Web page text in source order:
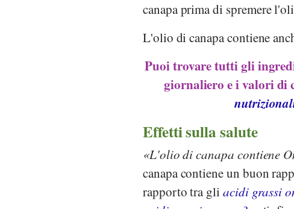
canapa prima di spremere
L'olio di canapa contiene
Puoi trovare tutti gli
giornaliero e i valori di
Effetti sulla salute
L'olio di canapa contiene
canapa contiene un buon
rapporto tra gli acidi grassi